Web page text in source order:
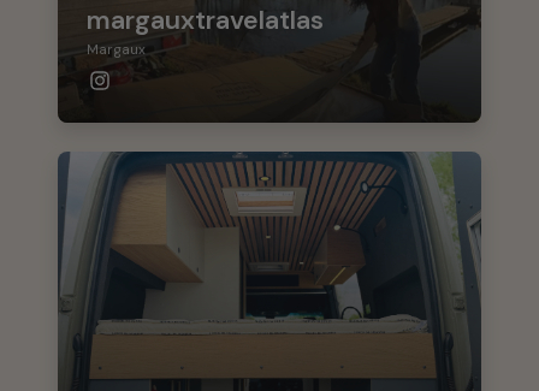
margauxtravelatlas
Margaux